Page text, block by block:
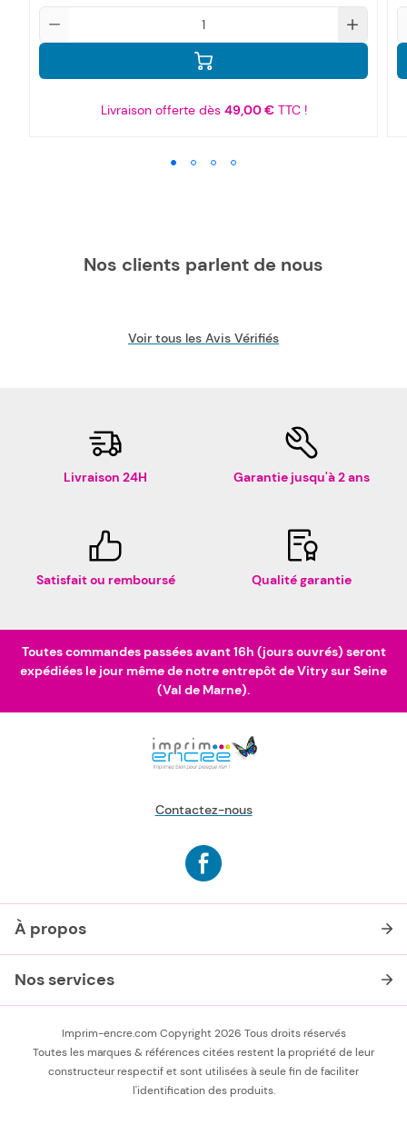
Livraison offerte dès 49,00 €TTC !
Nos clients parlent de nous
Voir tous les Avis Vérifiés
Livraison 24H Garantie jusqu'à 2 ans
Satisfait ou remboursé Qualité garantie
Toutes commandes passées avant 16h (jours ouvrés) seront
expédiées le jour même de notre entrepôt de Vitry sur Seine
(Val de Marne).
Contactez-nous
À propos
Nos services
Imprim-encre.com Copyright 2026 Tous droits réservés
Toutes les marques & références citées restent la propriété de leur
constructeur respectif et sont utilisées à seule fin de faciliter
l'identification des produits.